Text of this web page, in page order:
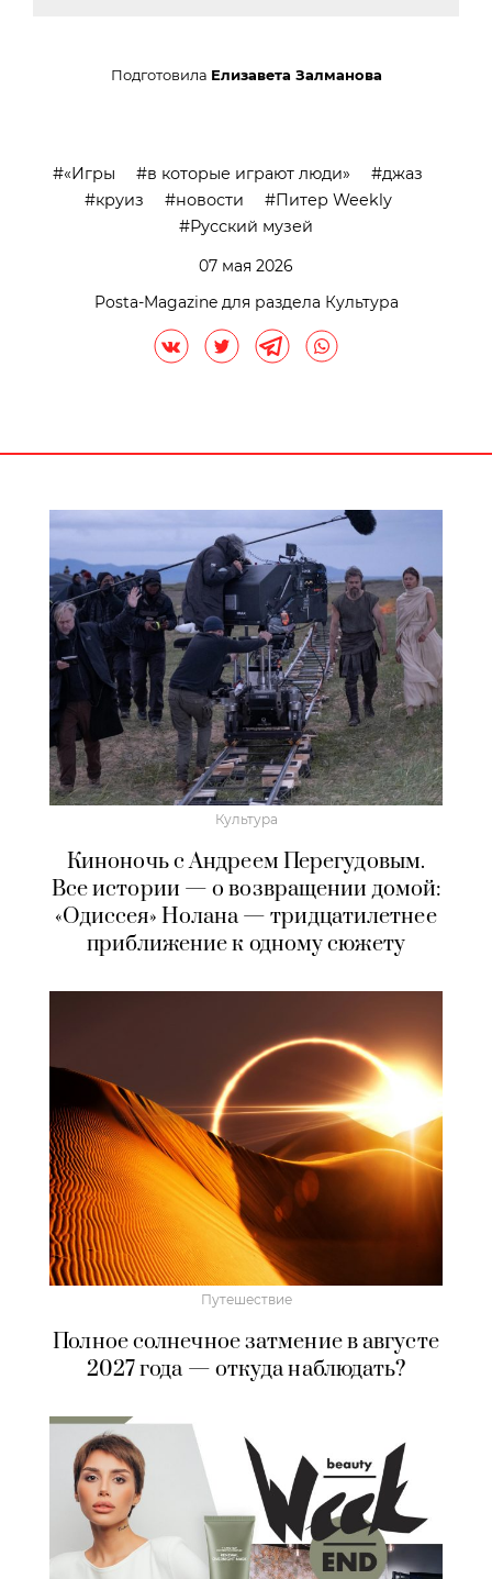
Подготовила Елизавета Залманова
«Игры в которые играют люди»
джаз
круиз
новости
Питер Weekly
Русский музей
07 мая 2026
Posta-Magazine для раздела Культура
Культура
Киноночь с Андреем Перегудовым.
Все истории — о возвращении домой:
«Одиссея» Нолана — тридцатилетнее
приближение к одному сюжету
Путешествие
Полное солнечное затмение в августе
2027 года — откуда наблюдать?